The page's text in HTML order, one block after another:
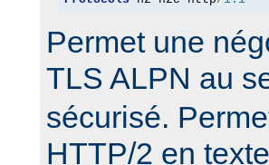
Permet une
TLS ALPN au
sécurisé.
HTTP/2 en